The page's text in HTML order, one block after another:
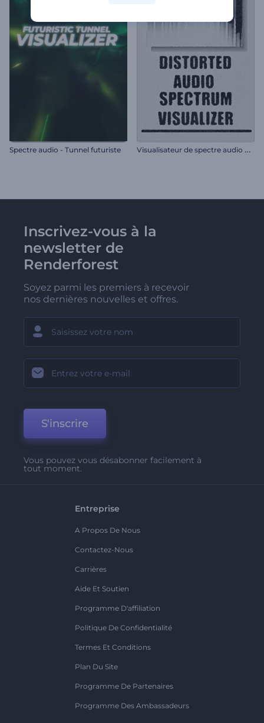
Spectre audio - Tunnel futuriste V
isualisateur de spectre audio déformé
Inscrivez-vous à la
newsletter de
Renderforest
Soyez parmi les premiers à recevoir
nos dernières nouvelles et offres.
S'inscrire
Vous pouvez vous désabonner facilement à
tout moment.
Entreprise
A Propos De Nous
Contactez-Nous
Carrières
Aide Et Soutien
Programme D'affiliation
Politique De Confidentialité
Termes Et Conditions
Plan Du Site
Programme De Partenaires
Programme Des Ambassadeurs